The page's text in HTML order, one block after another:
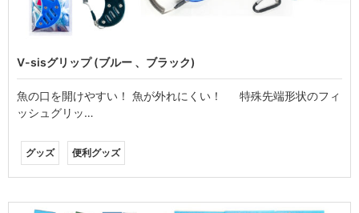
V-sisグリップ (ブルー 、ブラック)
魚の口を開けやすい！ 魚が外れにくい！ 特殊先端形状のフィ
ッシュグリッ…
グッズ 便利グッズ